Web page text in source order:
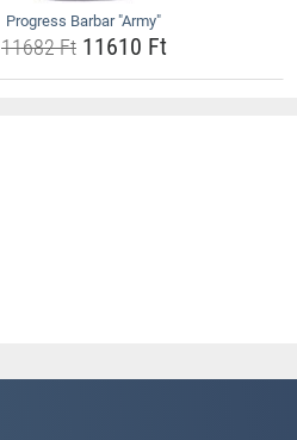
Progress Barbar "Army"
11682 Ft11610 Ft